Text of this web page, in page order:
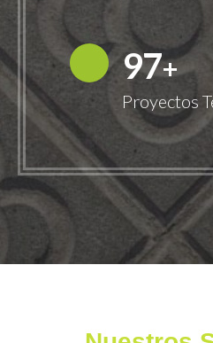
100+
Proyectos